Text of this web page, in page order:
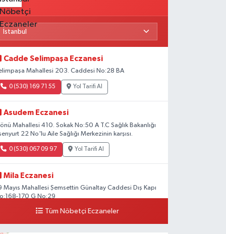
Cadde Selimpaşa Eczanesi
Mahallesi 203. Caddesi No:28 BA
0 (530) 169 71 55 Yol Tarifi Al
Asudem Eczanesi
Mahallesi 410. Sokak No:50 A T.C Sağlık Bakanlığı
22 No'lu Aile Sağlığı Merkezinin karşısı.
0 (530) 067 09 97 Yol Tarifi Al
Mila Eczanesi
Mayıs Mahallesi Şemsettin Günaltay Caddesi Dış Kapı
170 G No:29
0 (216) 514 23 73 Yol Tarifi Al
Tüm Nöbetçi Eczaneler